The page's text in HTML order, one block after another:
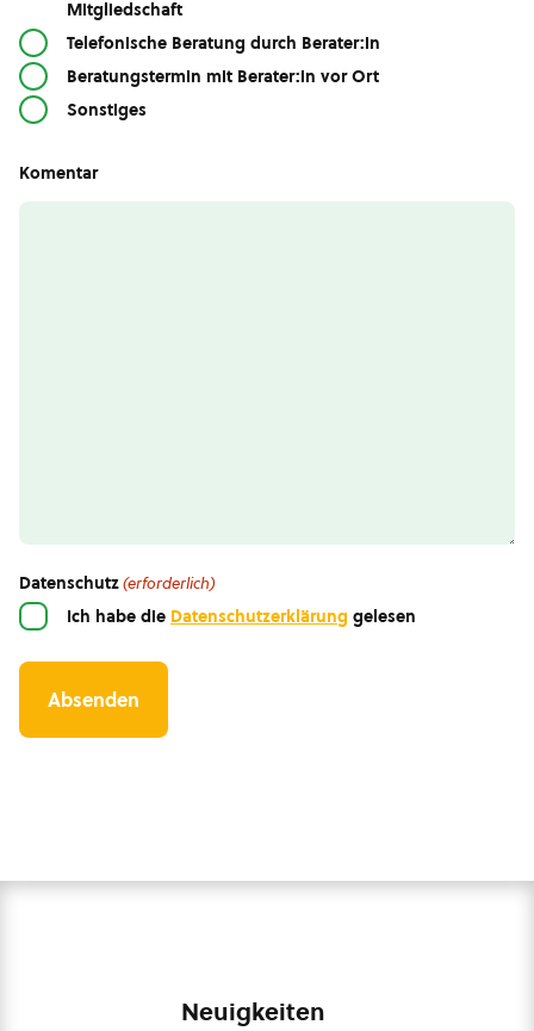
Mitgliedschaft
Telefonische Beratung durch Berater:in
Beratungstermin mit Berater:in vor Ort
Sonstiges
Komentar
Datenschutz(erforderlich)
Ich habe die Datenschutzerklärung gelesen
Neuigkeiten